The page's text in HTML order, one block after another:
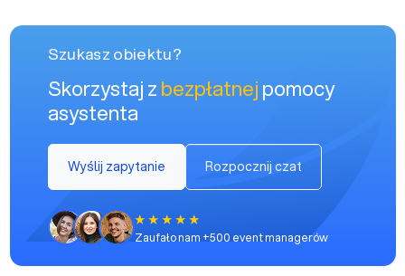
Szukasz obiektu?
Skorzystaj zbezpłatnejpomocy
asystenta
Wyślij zapytanie Rozpocznij czat
Zaufało nam +500 event managerów